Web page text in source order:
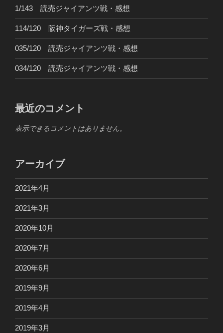
1/143 読売ジャイアンツ戦・感想
114/120 阪神タイガーズ戦・感想
035/120 読売ジャイアンツ戦・感想
034/120 読売ジャイアンツ戦・感想
最近のコメント
表示できるコメントはありません。
アーカイブ
2021年4月
2021年3月
2020年10月
2020年7月
2020年6月
2019年9月
2019年4月
2019年3月